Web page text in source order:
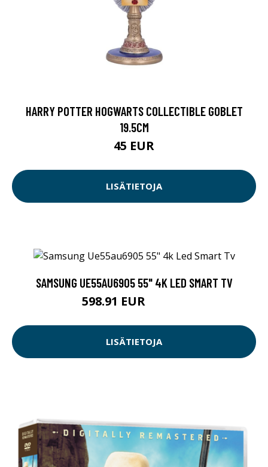
HARRY POTTER HOGWARTS COLLECTIBLE GOBLET
19.5CM
45 EUR
LISÄTIETOJA
SAMSUNG UE55AU6905 55" 4K LED SMART TV
598.91 EUR
LISÄTIETOJA